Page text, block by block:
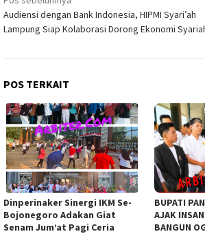
pos
Audiensi dengan Bank Indonesia, HIPMI Syari’ah
Lampung Siap Kolaborasi Dorong Ekonomi
POS TERKAIT
Dinperinaker Sinergi IKM Se-
Bojonegoro Adakan Giat
Senam Jum’at Pagi Ceria
BUPATI
AJAK
BANGUN